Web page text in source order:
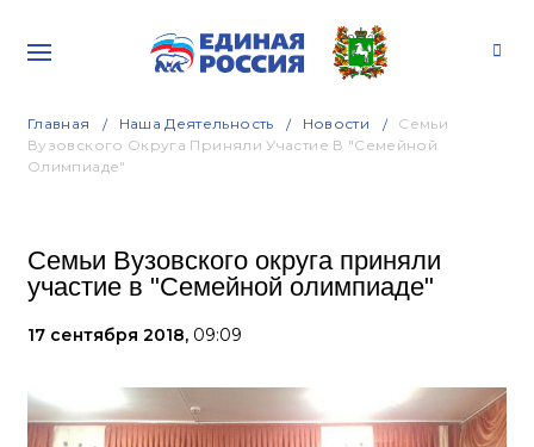
Главная Наша Деятельность Новости
Семьи
Вузовского Округа Приняли Участие В "Семейной
Олимпиаде"
Семьи Вузовского округа приняли
участие в "Семейной олимпиаде"
17 сентября 2018, 09:09